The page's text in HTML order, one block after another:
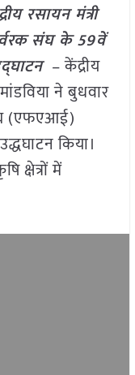
रसायन मंत्री
संघ के 59वें
– केंद्रीय
ने बुधवार
(एफएआई)
किया।
क्षेत्रों में